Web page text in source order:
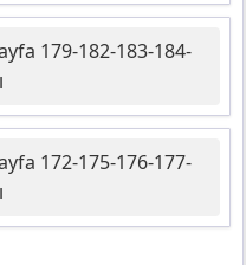
179-182-183-184-
172-175-176-177-